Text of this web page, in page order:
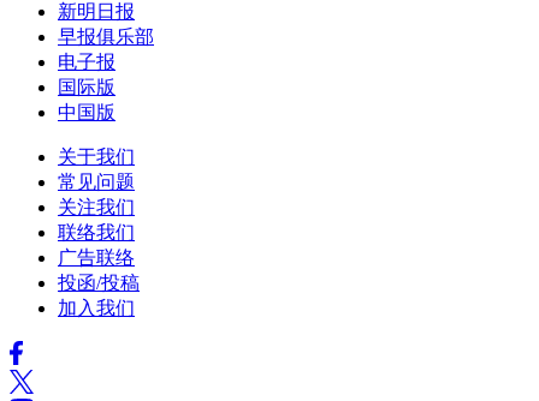
新明日报
早报俱乐部
电子报
国际版
中国版
关于我们
常见问题
关注我们
联络我们
广告联络
投函/投稿
加入我们